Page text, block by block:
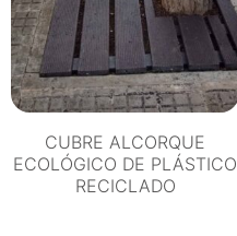
CUBRE ALCORQUE
ECOLÓGICO DE PLÁSTICO
RECICLADO